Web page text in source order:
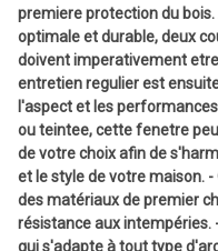
premiere protection du
optimale et durable, deux
doivent imperativement
entretien regulier est
l'aspect et les
ou teintee, cette fenetre
de votre choix afin de
et le style de votre maison.
des matériaux de premier
résistance aux intempéries.
qui s'adapte à tout type